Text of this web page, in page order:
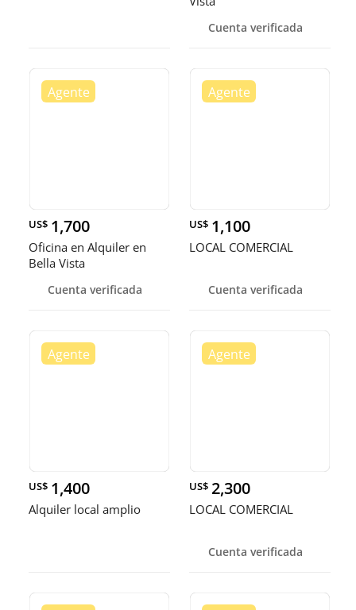
Cuenta verificada
US$ 1,700
Oficina en Alquiler en
Bella Vista
Cuenta verificada
US$ 1,100
LOCAL COMERCIAL
Cuenta verificada
US$ 1,400
Alquiler local amplio
US$ 2,300
LOCAL COMERCIAL
Cuenta verificada